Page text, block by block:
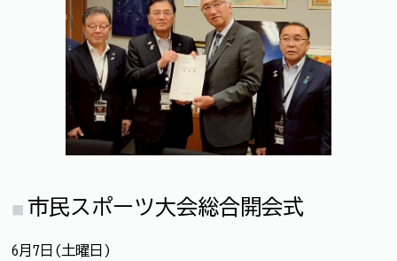
市民スポーツ大会総合開会式
6月7日(土曜日)